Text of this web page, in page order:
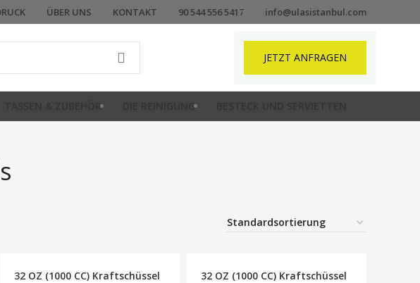
ÜBER UNS KONTAKT 90 544 556 5417 info@ulasistanbul.com
JETZT ANFRAGEN
TASSEN & ZUBEHÖR DIE REINIGUNG
32 OZ (1000 CC) Kraftschüssel 32 OZ (1000 CC) Kraftschüssel